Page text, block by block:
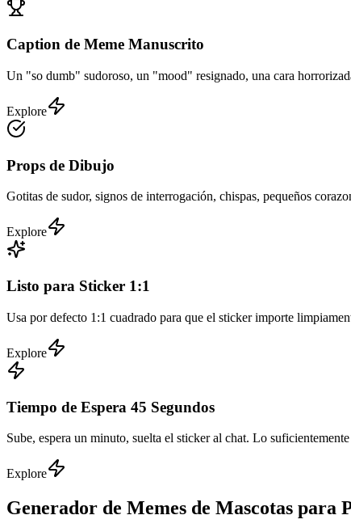
Caption de Meme Manuscrito
Un "so dumb" sudoroso, un "mood" resignado, una cara
Explore
Props de Dibujo
Gotitas de sudor, signos de interrogación, chispas, pequeños
Explore
Listo para Sticker 1:1
Usa por defecto 1:1 cuadrado para que el sticker importe
Explore
Tiempo de Espera 45 Segundos
Sube, espera un minuto, suelta el sticker al chat. Lo
Explore
Generador de Memes de Mascotas para